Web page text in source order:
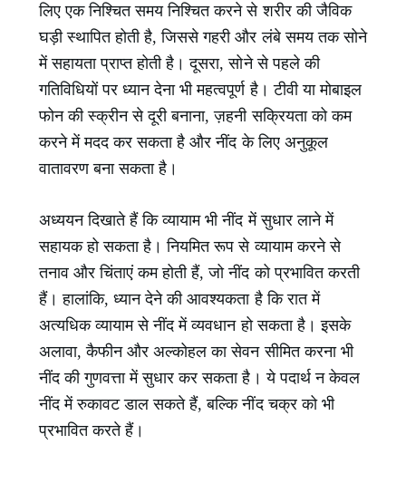
लिए एक निश्चित समय निश्चित करने से शरीर की जैविक
घड़ी स्थापित होती है, जिससे गहरी और लंबे समय तक सोने
में सहायता प्राप्त होती है। दूसरा, सोने से पहले की
गतिविधियों पर ध्यान देना भी महत्वपूर्ण है। टीवी या मोबाइल
फोन की स्क्रीन से दूरी बनाना, ज़हनी सक्रियता को कम
करने में मदद कर सकता है और नींद के लिए अनुकूल
वातावरण बना सकता है।
अध्ययन दिखाते हैं कि व्यायाम भी नींद में सुधार लाने में
सहायक हो सकता है। नियमित रूप से व्यायाम करने से
तनाव और चिंताएं कम होती हैं, जो नींद को प्रभावित करती
हैं। हालांकि, ध्यान देने की आवश्यकता है कि रात में
अत्यधिक व्यायाम से नींद में व्यवधान हो सकता है। इसके
अलावा, कैफीन और अल्कोहल का सेवन सीमित करना भी
नींद की गुणवत्ता में सुधार कर सकता है। ये पदार्थ न केवल
नींद में रुकावट डाल सकते हैं, बल्कि नींद चक्र को भी
प्रभावित करते हैं।